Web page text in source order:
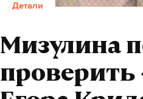
Детали
Мизулина
проверить